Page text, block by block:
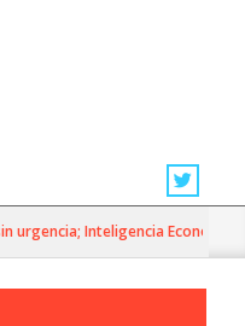
Inteligencia Económica»